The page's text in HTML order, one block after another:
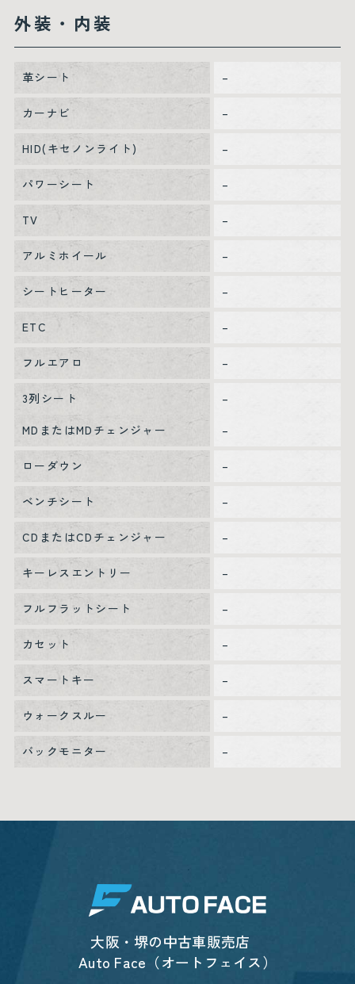
外装・内装
革シート –
カーナビ –
HID(キセノンライト) –
パワーシート –
TV –
アルミホイール –
シートヒーター –
ETC –
フルエアロ –
3列シート
–
MDまたはMDチェンジャー
–
ローダウン –
ベンチシート –
CDまたはCDチェンジャー –
キーレスエントリー –
フルフラットシート –
カセット –
スマートキー –
ウォークスルー –
バックモニター –
大阪・堺の中古車販売店
Auto Face（オートフェイス）